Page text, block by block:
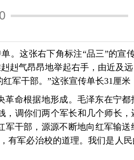
。这张右下角标注“品三”的
赳气昂昂地举起右手，由近及
军干部。”这张宣传单长31厘米
革命根据地形成。毛泽东在宁
，调你们两个军长和几个师长
军干部，源源不断地向红军输
有军必治校的道理。我们是人